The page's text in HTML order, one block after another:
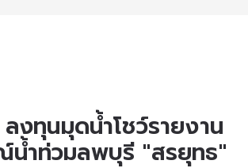
ลงทุนมุดน้ำโชว์รายงาน
น้ำท่วมลพบุรี "สรยุทธ"